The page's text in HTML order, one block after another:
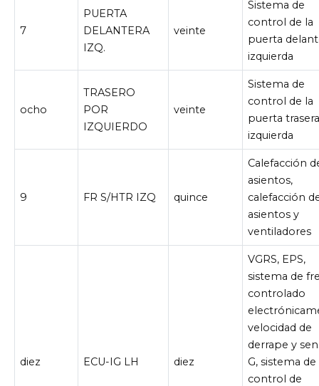
7
PUERTA
DELANTERA
IZQ.
veinte
Sistema de
control de la
puerta
izquierda
ocho
TRASERO
POR
IZQUIERDO
veinte
Sistema de
control de la
puerta
izquierda
9 FR S/HTR IZQ quince
Calefacción
asientos,
calefacción
asientos y
ventiladores
diez ECU-IG LH diez
VGRS, EPS,
sistema de
controlado
velocidad de
derrape y
G, sistema de
control de